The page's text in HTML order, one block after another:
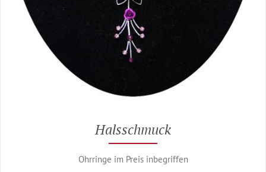
Halsschmuck
Ohrringe im Preis inbegriffen